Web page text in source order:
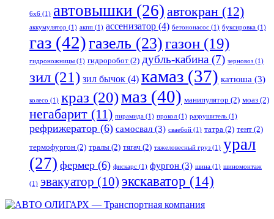
6x6 (1) автовышки (26) автокран (12)
аккумулятор (1) акпп (1) ассенизатор (4) бетононасос (1) буксировка (1)
газ (42)газель (23)газон (19)
гидроножницы (1) гидроробот (2) дубль-кабина (7) зерновоз (1)
зил (21) зил бычок (4) камаз (37) катюша (3)
колесо (1) краз (20)маз (40) манипулятор (2) моаз (2)
негабарит (11) пирамида (1) прокол (1) разрушитель (1)
рефрижератор (6) самосвал (3) сваебой (1) татра (2) тент (2)
термофургон (2) тралы (2) тягач (2) тяжеловесный груз (1) урал
(27) фермер (6) фискарс (1) фургон (3) шина (1) шиномонтаж
(1) эвакуатор (10) экскаватор (14)